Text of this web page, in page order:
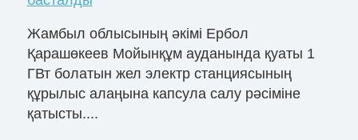
Жамбыл облысының әкімі Ербол
Қарашөкеев Мойынқұм ауданында қуаты 1
ГВт болатын жел электр станциясының
құрылыс алаңына капсула салу рәсіміне
қатысты....